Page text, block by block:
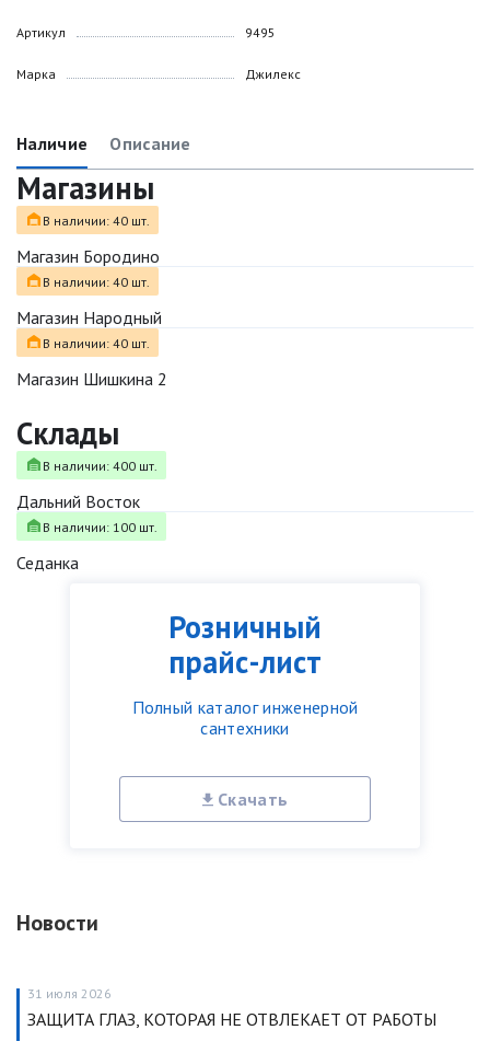
Розничный
прайс-лист
Полный каталог инженерной
сантехники
Скачать
Новости
31 июля 2026
ЗАЩИТА ГЛАЗ, КОТОРАЯ НЕ ОТВЛЕКАЕТ ОТ РАБОТЫ
Артикул
Марка
9495
Джилекс
Наличие Описание
Магазины
В наличии: 40 шт.
Магазин Бородино
В наличии: 40 шт.
Магазин Народный
В наличии: 40 шт.
Магазин Шишкина 2
Склады
В наличии: 400 шт.
Дальний Восток
В наличии: 100 шт.
Седанка